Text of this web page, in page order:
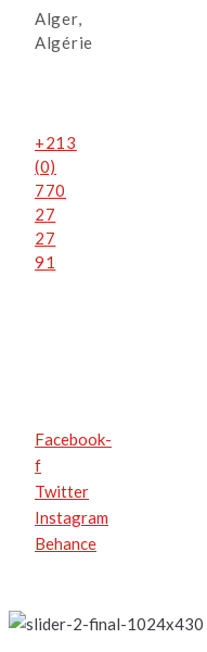
Alger,
Algérie
+213
(0)
770
27
27
91
Facebook-
f
Twitter
Instagram
Behance